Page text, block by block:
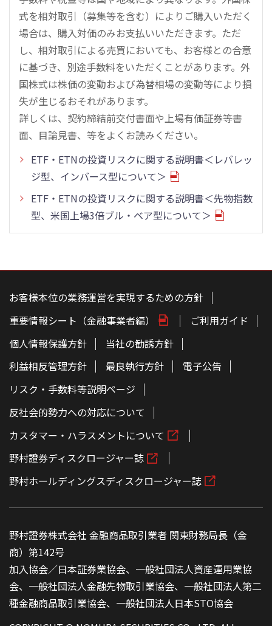
式を相対取引（募集等を含む）によりご購入いただく
場合は、購入対価のみお支払いいただきます。ただ
し、相対取引による売買においても、お客様との合意
に基づき、別途手数料をいただくことがあります。外
国株式は株価の変動および為替相場の変動等により損
失が生じるおそれがあります。
詳しくは、契約締結前交付書面や上場有価証券等書
面、目論見書、等をよくお読みください。
ETF・ETNの投資リスクに関する説明書＜レバレッ
ジ型、インバース型について＞
ETF・ETNの投資リスクに関する説明書＜先物指数
型、米国上場3倍ブル・ベア型について＞
こ
お客様本位の業務運営を実現するための方針
重要情報シート（金融事業者編）
ご利用ガイド
個人情報保護方針
当社の勧誘方針
利益相反管理方針
最良執行方針
電子公告
リスク・手数料等説明ページ
反社会的勢力への対応について
カスタマー・ハラスメントについて
野村證券ディスクロージャー誌
野村ホールディングスディスクロージャー誌
野村證券株式会社 金融商品取引業者 関東財務局長（金
商）第142号
加入協会／日本証券業協会、一般社団法人資産運用業協
会、一般社団法人金融先物取引業協会、一般社団法人第二
種金融商品取引業協会、一般社団法人日本STO協会